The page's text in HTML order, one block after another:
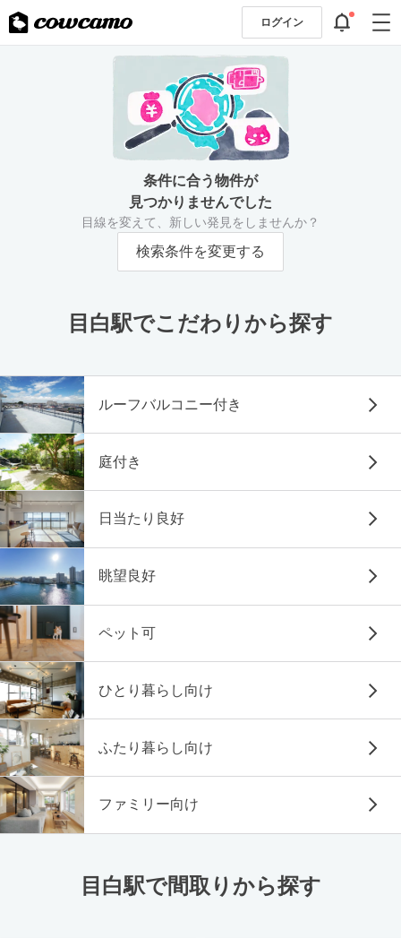
ログイン
条件に合う物件が
見つかりませんでした
目線を変えて、新しい発見をしませんか？
検索条件を変更する
目白駅でこだわりから探す
ルーフバルコニー付き
庭付き
日当たり良好
眺望良好
ペット可
ひとり暮らし向け
ふたり暮らし向け
ファミリー向け
目白駅で間取りから探す